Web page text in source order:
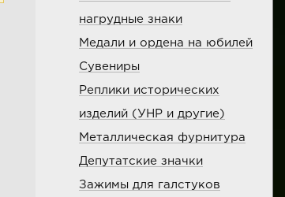
нагрудные знаки
Медали и ордена на юбилей
Сувениры
Реплики исторических
изделий (УНР и другие)
Металлическая фурнитура
Депутатские значки
Зажимы для галстуков